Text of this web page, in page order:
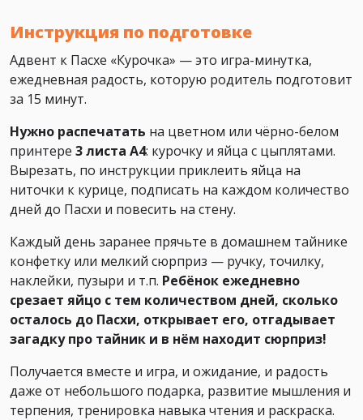
Инструкция по подготовке
Адвент к Пасхе «Курочка» — это игра-минутка,
ежедневная радость, которую родитель подготовит
за 15 минут.
Нужно распечатать на цветном или чёрно-белом
принтере 3 листа А4: курочку и яйца с цыплятами.
Вырезать, по инструкции приклеить яйца на
ниточки к курице, подписать на каждом количество
дней до Пасхи и повесить на стену.
Каждый день заранее прячьте в домашнем тайнике
конфетку или мелкий сюрприз — ручку, точилку,
наклейки, пузыри и т.п. Ребёнок ежедневно
срезает яйцо с тем количеством дней, сколько
осталось до Пасхи, открывает его, отгадывает
загадку про тайник и в нём находит сюрприз!
Получается вместе и игра, и ожидание, и радость
даже от небольшого подарка, развитие мышления и
терпения, тренировка навыка чтения и раскраска.